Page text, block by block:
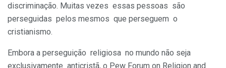
discriminação. Muitas vezes essas pessoas são
perseguidas pelos mesmos que perseguem o
cristianismo.
Embora a perseguição religiosa no mundo não seja
exclusivamente anticristã, o Pew Forum on Religion and